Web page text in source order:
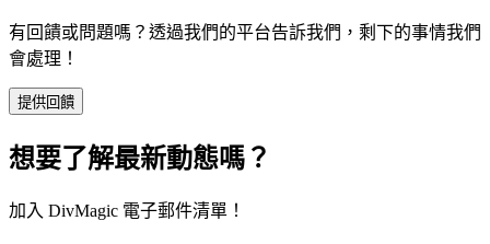
有回饋或問題嗎？透過我們的平台告訴我們，剩下的事情我們
會處理！
提供回饋
想要了解最新動態嗎？
加入 DivMagic 電子郵件清單！